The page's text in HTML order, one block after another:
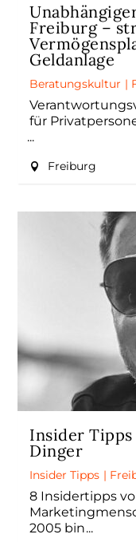
Freiburg –
Geldanlage
Beratungskultur |
für
Freiburg
Insider
Dinger
Insider Tipps |
8 Insidertipps
2005 bin